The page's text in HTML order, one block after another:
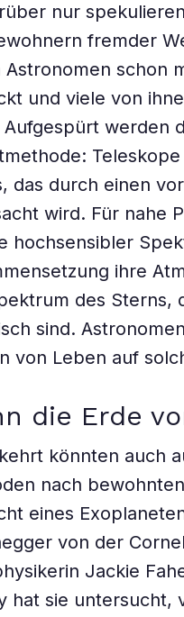
nur
fremder
Astronomen schon
und viele von
Aufgespürt werden
das durch einen
wird. Für nahe
hochsensibler
ihre
des Sterns,
sind.
von Leben auf
die Erde
könnten auch
nach
eines
von der
Jackie
hat sie untersucht,